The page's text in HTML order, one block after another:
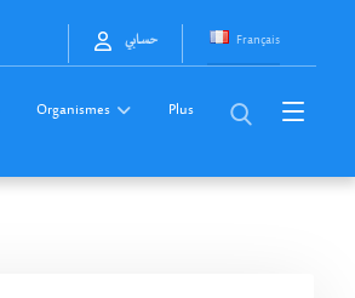
Français حسابي
Organismes Plus